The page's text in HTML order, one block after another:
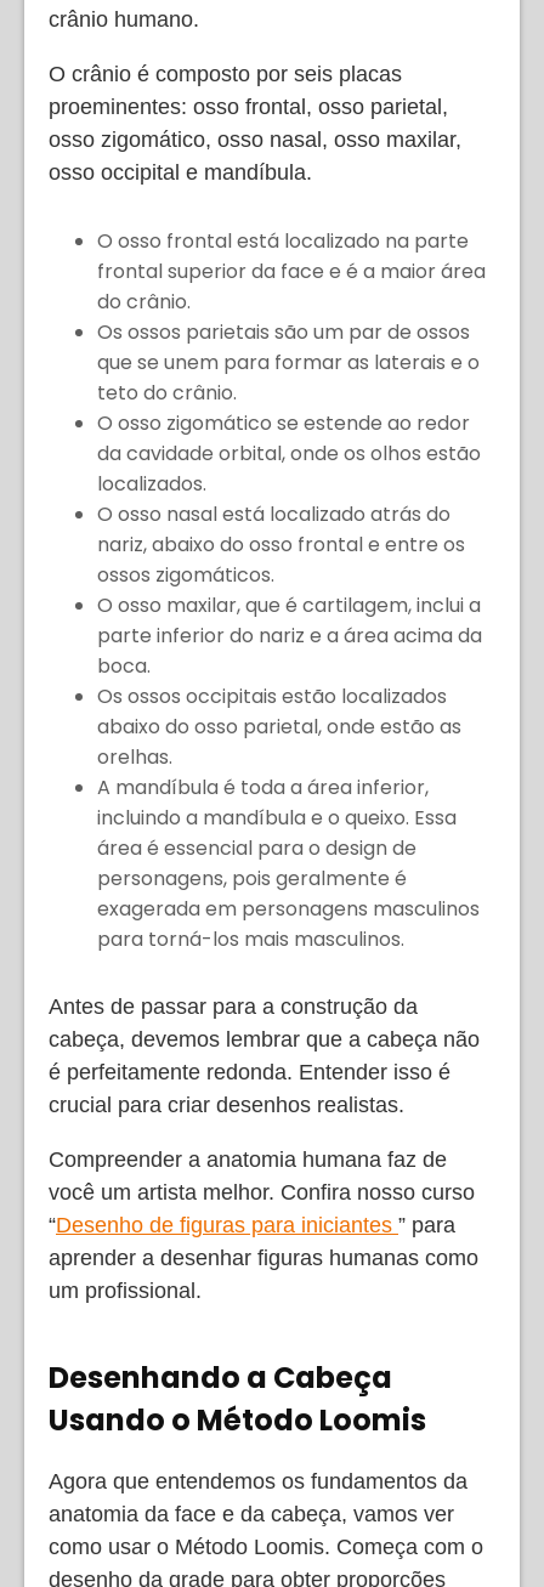
crânio humano.
O crânio é composto por seis placas
proeminentes: osso frontal, osso parietal,
osso zigomático, osso nasal, osso maxilar,
osso occipital e mandíbula.
O osso frontal está localizado na parte
frontal superior da face e é a maior área
do crânio.
Os ossos parietais são um par de ossos
que se unem para formar as laterais e o
teto do crânio.
O osso zigomático se estende ao redor
da cavidade orbital, onde os olhos estão
localizados.
O osso nasal está localizado atrás do
nariz, abaixo do osso frontal e entre os
ossos zigomáticos.
O osso maxilar, que é cartilagem, inclui a
parte inferior do nariz e a área acima da
boca.
Os ossos occipitais estão localizados
abaixo do osso parietal, onde estão as
orelhas.
A mandíbula é toda a área inferior,
incluindo a mandíbula e o queixo. Essa
área é essencial para o design de
personagens, pois geralmente é
exagerada em personagens masculinos
para torná-los mais masculinos.
Antes de passar para a construção da
cabeça, devemos lembrar que a cabeça não
é perfeitamente redonda. Entender isso é
crucial para criar desenhos realistas.
Compreender a anatomia humana faz de
você um artista melhor. Confira nosso curso
“Desenho de figuras para iniciantes ” para
aprender a desenhar figuras humanas como
um profissional.
Desenhando a Cabeça
Usando o Método Loomis
Agora que entendemos os fundamentos da
anatomia da face e da cabeça, vamos ver
como usar o Método Loomis. Começa com o
desenho da grade para obter proporções